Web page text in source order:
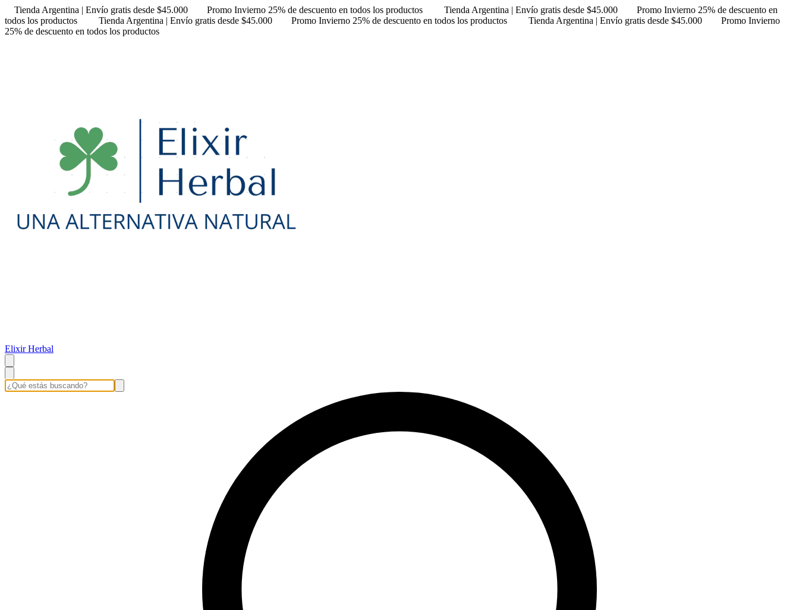
Tienda Argentina | Envío gratis desde $45.000 Promo Invierno 25% de descuento en todos los productos Tienda Argentina | Envío gratis desde $45.000
Promo Invierno 25% de descuento en
todos los productos
Tienda Argentina | Envío gratis desde $45.000 Promo Invierno 25% de descuento en todos los productos Tienda Argentina | Envío gratis desde $45.000
Promo Invierno
25% de descuento en todos los productos
Elixir Herbal